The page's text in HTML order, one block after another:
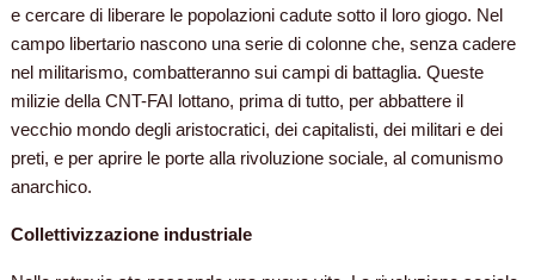
e cercare di liberare le popolazioni cadute sotto il loro giogo. Nel
campo libertario nascono una serie di colonne che, senza cadere
nel militarismo, combatteranno sui campi di battaglia. Queste
milizie della CNT-FAI lottano, prima di tutto, per abbattere il
vecchio mondo degli aristocratici, dei capitalisti, dei militari e dei
preti, e per aprire le porte alla rivoluzione sociale, al comunismo
anarchico.
Collettivizzazione industriale